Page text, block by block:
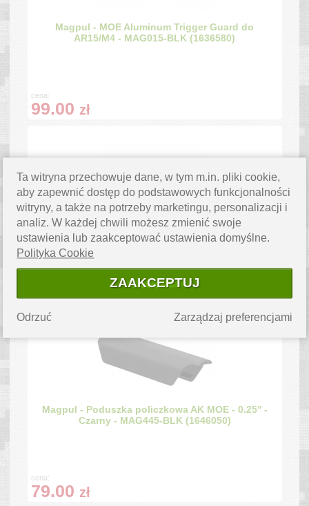
Magpul - MOE Aluminum Trigger Guard do
AR15/M4 - MAG015-BLK (1636580)
cena:
99.00 zł
Przyrząd do czyszczenia pistoletu HDP 50 T4E
45.90zł
Magpul - Poduszka policzkowa AK MOE - 0.25'' -
Czarny - MAG445-BLK (1646050)
cena:
79.00 zł
Ta witryna przechowuje dane, w tym m.in. pliki cookie,
aby zapewnić dostęp do podstawowych funkcjonalności
witryny, a także na potrzeby marketingu, personalizacji i
analiz. W każdej chwili możesz zmienić swoje
ustawienia lub zaakceptować ustawienia domyślne.
Polityka Cookie
ZAAKCEPTUJ
Zarządzaj preferencjami
Odrzuć